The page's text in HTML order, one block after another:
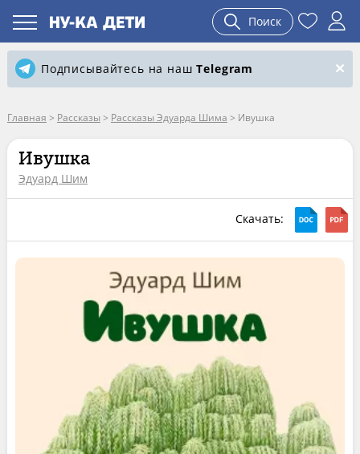
Поиск
Подписывайтесь на нашTelegram
Главная > Рассказы > Рассказы Эдуарда Шима > Ивушка
Ивушка
Эдуард Шим
Скачать: